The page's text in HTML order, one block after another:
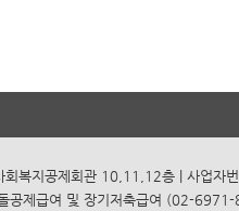
복지공제회관 10,11,12층 | 사업
공제급여 및 장기저축급여 (02-